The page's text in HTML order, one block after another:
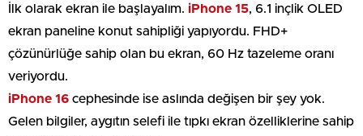
İlk olarak ekran ile başlayalım. iPhone 15, 6.1 inçlik OLED
ekran paneline konut sahipliği yapıyordu. FHD+
çözünürlüğe sahip olan bu ekran, 60 Hz tazeleme oranı
veriyordu.
iPhone 16 cephesinde ise aslında değişen bir şey yok.
Gelen bilgiler, aygıtın selefi ile tıpkı ekran özelliklerine sahip